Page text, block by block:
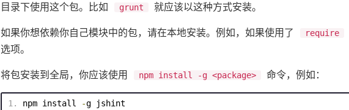
目录下使用这个包。比如
grunt 就应该以这种方式安装。
如果你想依赖你自己模块中的包，请在本地安装。例如，如果使用了 require
选项。
将包安装到全局，你应该使用 npm install -g <package> 命令，例如：
npm install -g jshint